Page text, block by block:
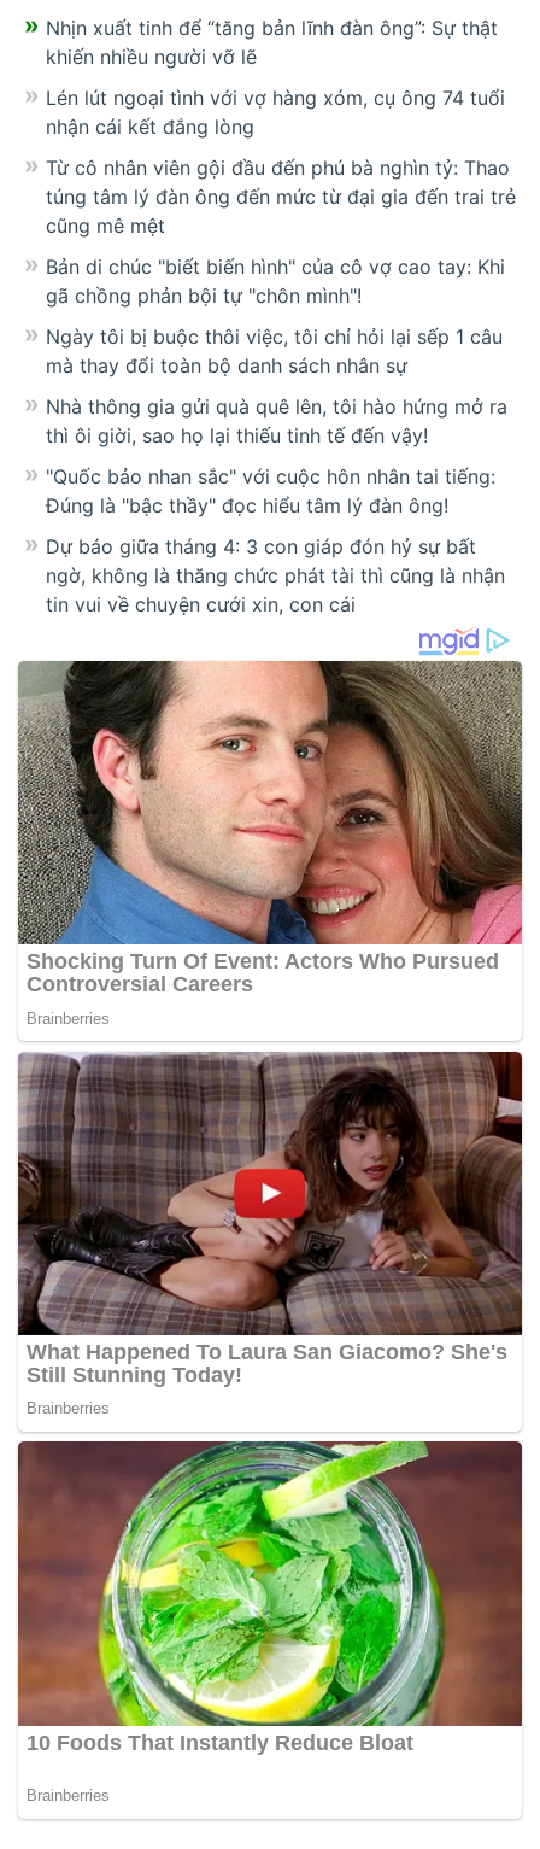
Nhịn xuất tinh để “tăng bản lĩnh đàn ông”: Sự thật
khiến nhiều người vỡ lẽ
Lén lút ngoại tình với vợ hàng xóm, cụ ông 74 tuổi
nhận cái kết đắng lòng
Từ cô nhân viên gội đầu đến phú bà nghìn tỷ: Thao
túng tâm lý đàn ông đến mức từ đại gia đến trai trẻ
cũng mê mệt
Bản di chúc "biết biến hình" của cô vợ cao tay: Khi
gã chồng phản bội tự "chôn mình"!
Ngày tôi bị buộc thôi việc, tôi chỉ hỏi lại sếp 1 câu
mà thay đổi toàn bộ danh sách nhân sự
Nhà thông gia gửi quà quê lên, tôi hào hứng mở ra
thì ôi giời, sao họ lại thiếu tinh tế đến vậy!
"Quốc bảo nhan sắc" với cuộc hôn nhân tai tiếng:
Đúng là "bậc thầy" đọc hiểu tâm lý đàn ông!
Dự báo giữa tháng 4: 3 con giáp đón hỷ sự bất
ngờ, không là thăng chức phát tài thì cũng là nhận
tin vui về chuyện cưới xin, con cái